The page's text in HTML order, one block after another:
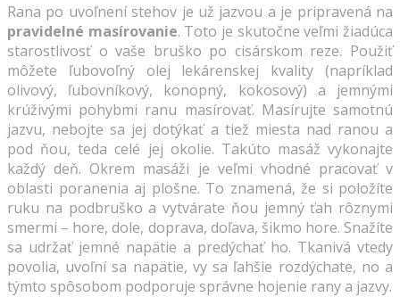
Rana po uvoľnení stehov je už jazvou a je pripravená na
pravidelné masírovanie. Toto je skutočne veľmi žiadúca
starostlivosť o vaše bruško po cisárskom reze. Použiť
môžete ľubovoľný olej lekárenskej kvality (napríklad
olivový, ľubovníkový, konopný, kokosový) a jemnými
krúživými pohybmi ranu masírovať. Masírujte samotnú
jazvu, nebojte sa jej dotýkať a tiež miesta nad ranou a
pod ňou, teda celé jej okolie. Takúto masáž vykonajte
každý deň. Okrem masáži je veľmi vhodné pracovať v
oblasti poranenia aj plošne. To znamená, že si položíte
ruku na podbruško a vytvárate ňou jemný ťah rôznymi
smermi – hore, dole, doprava, doľava, šikmo hore. Snažíte
sa udržať jemné napätie a predýchať ho. Tkanivá vtedy
povolia, uvoľní sa napätie, vy sa ľahšie rozdýchate, no a
týmto spôsobom podporuje správne hojenie rany a jazvy.